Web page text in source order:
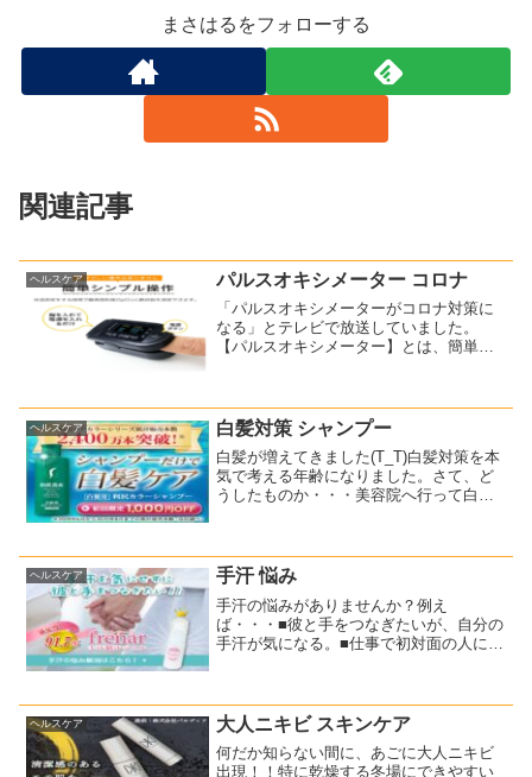
まさはるをフォローする
関連記事
ヘルスケア パルスオキシメーター コロナ
「パルスオキシメーターがコロナ対策に
なる」とテレビで放送していました。
【パルスオキシメーター】とは、簡単に
が急激に下がり、おかしいと思って病院
で診てもらったらコロナに感...
ヘルスケア 白髪対策 シャンプー
白髪が増えてきました(T_T)白髪対策を本
気で考える年齢になりました。さて、ど
うしたものか・・・美容院へ行って白髪
て調べてみたら、シャンプーするだけで
白髪が染まる...
ヘルスケア 手汗 悩み
手汗の悩みがありませんか？例え
ば・・・■彼と手をつなぎたいが、自分の
手汗が気になる。■仕事で初対面の人に、
んか？今まで色々な商品を...
ヘルスケア 大人ニキビ スキンケア
何だか知らない間に、あごに大人ニキビ
出現！！特に乾燥する冬場にできやすい